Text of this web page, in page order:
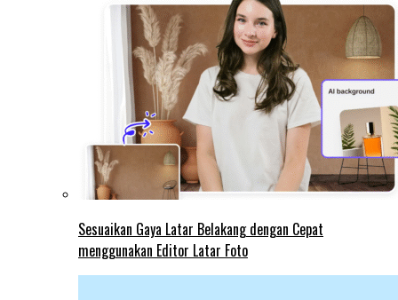
Sesuaikan Gaya Latar Belakang dengan Cepat
menggunakan Editor Latar Foto